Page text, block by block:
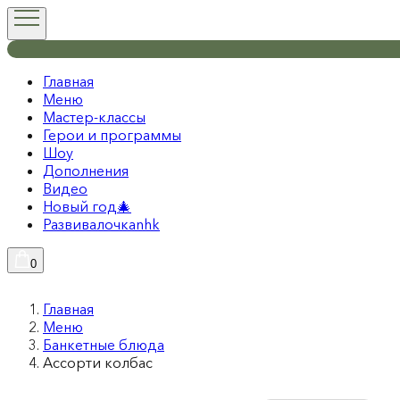
Главная
Меню
Мастер-классы
Герои и программы
Шоу
Дополнения
Видео
Новый год🎄
Развивалочкаnhk
0
Главная
Меню
Банкетные блюда
Ассорти колбас